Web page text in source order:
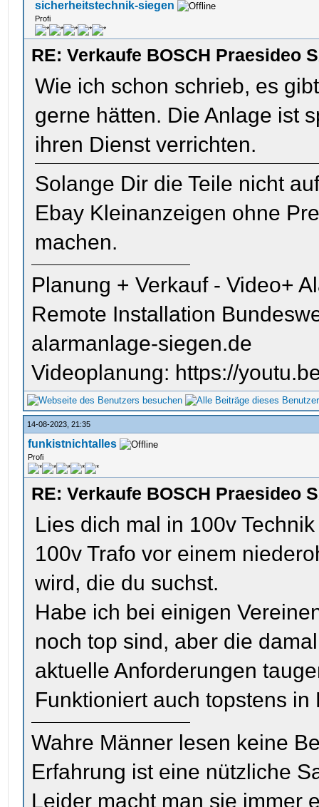
sicherheitstechnik-siegen
Profi
RE: Verkaufe BOSCH Praesideo
Wie ich schon schrieb, es
gerne hätten. Die Anlage ist
ihren Dienst verrichten.
Solange Dir die Teile nicht
Ebay Kleinanzeigen ohne
machen.
Planung + Verkauf - Video+
Remote Installation
alarmanlage-siegen.de
Videoplanung: https://
14-08-2023, 21:35
funkistnichtalles
Profi
RE: Verkaufe BOSCH Praesideo
Lies dich mal in 100v
100v Trafo vor einem
wird, die du suchst.
Habe ich bei einigen
noch top sind, aber die
aktuelle Anforderungen
Funktioniert auch topstens
Wahre Männer lesen keine
Erfahrung ist eine nützliche
Leider macht man sie immer